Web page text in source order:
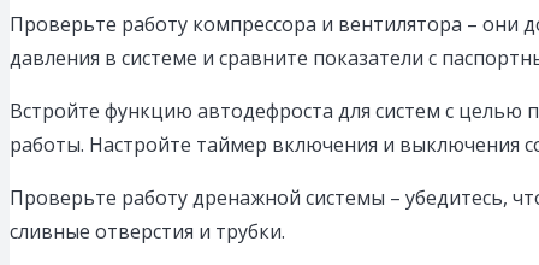
Проверьте работу компрессора и вентилятора – они
давления в системе и сравните показатели с
Встройте функцию автодефроста для систем с
работы. Настройте таймер включения и выключения
Проверьте работу дренажной системы – убедитесь,
сливные отверстия и трубки.